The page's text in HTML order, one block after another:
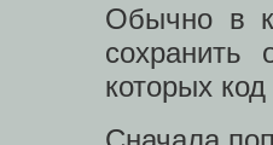
Обычно в
сохранить
которых